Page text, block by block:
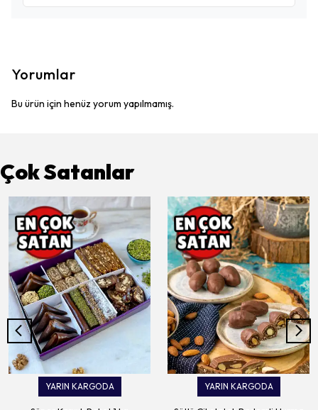
Yorumlar
Bu ürün için henüz yorum yapılmamış.
Çok Satanlar
YARIN KARGODA YARIN KARGODA